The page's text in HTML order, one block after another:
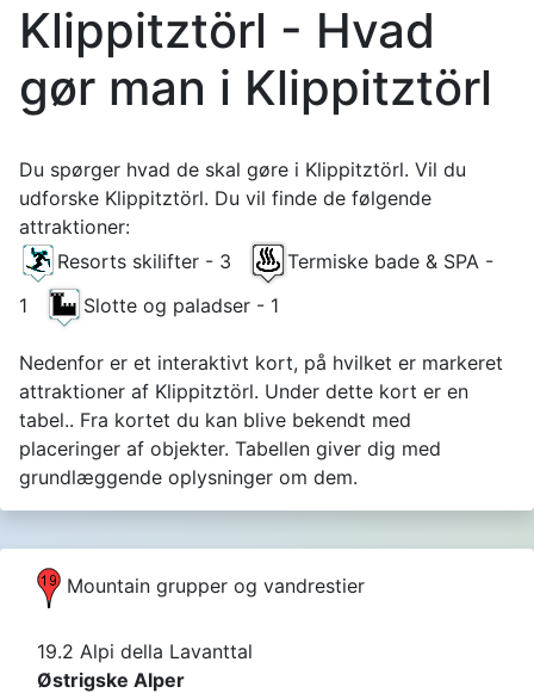
Klippitztörl - Hvad
gør man i Klippitztörl
Du spørger hvad de skal gøre i Klippitztörl. Vil du
udforske Klippitztörl. Du vil finde de følgende
attraktioner:
Resorts skilifter - 3
Termiske bade & SPA -
1
Slotte og paladser - 1
Nedenfor er et interaktivt kort, på hvilket er markeret
attraktioner af Klippitztörl. Under dette kort er en
tabel.. Fra kortet du kan blive bekendt med
placeringer af objekter. Tabellen giver dig med
grundlæggende oplysninger om dem.
Mountain grupper og vandrestier
19.2 Alpi della Lavanttal
Østrigske Alper